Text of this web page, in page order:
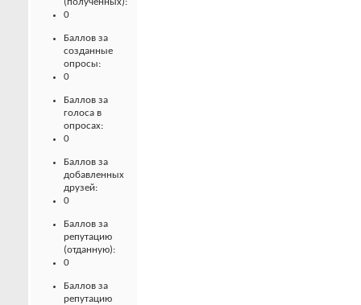
0
Баллов за
созданные
опросы:
0
Баллов за
голоса в
опросах:
0
Баллов за
добавленных
друзей:
0
Баллов за
репутацию
(отданную):
0
Баллов за
репутацию